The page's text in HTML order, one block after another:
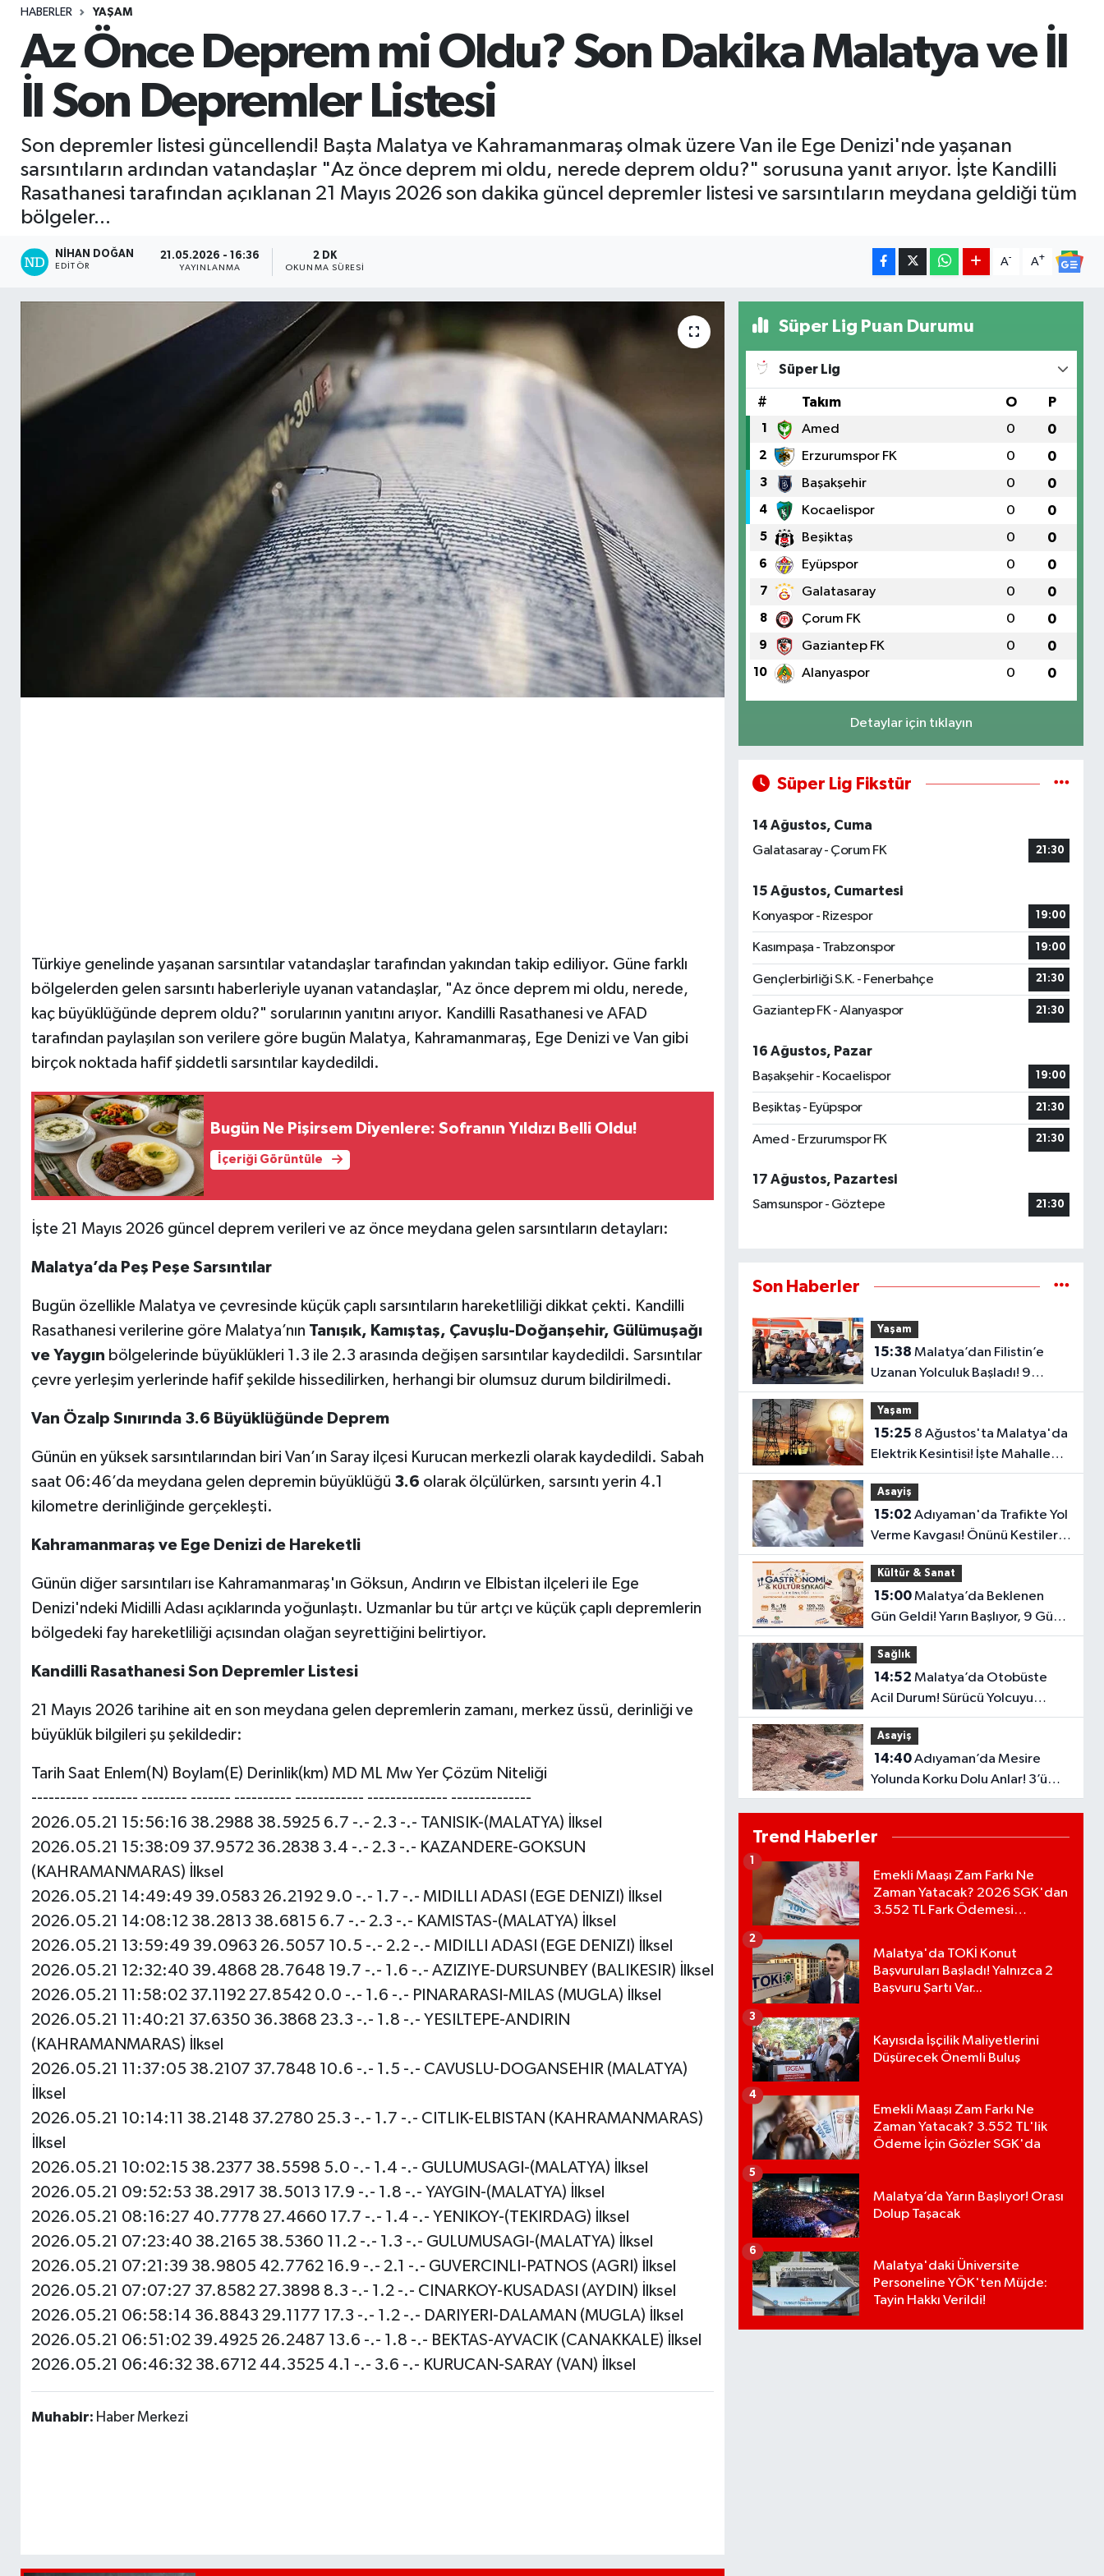
HABERLER YAŞAM
Az Önce Deprem mi Oldu? Son Dakika Malatya ve İl
İl Son Depremler Listesi
Son depremler listesi güncellendi! Başta Malatya ve Kahramanmaraş olmak üzere Van ile Ege Denizi'nde yaşanan
sarsıntıların ardından vatandaşlar "Az önce deprem mi oldu, nerede deprem oldu?" sorusuna yanıt arıyor. İşte Kandilli
Rasathanesi tarafından açıklanan 21 Mayıs 2026 son dakika güncel depremler listesi ve sarsıntıların meydana geldiği tüm
bölgeler...
NIHAN DOĞAN
EDITÖR
21.05.2026 - 16:36
YAYINLANMA
2 DK
OKUNMA SÜRESI
A- A+
Türkiye genelinde yaşanan sarsıntılar vatandaşlar tarafından yakından takip ediliyor. Güne farklı
bölgelerden gelen sarsıntı haberleriyle uyanan vatandaşlar, "Az önce deprem mi oldu, nerede,
kaç büyüklüğünde deprem oldu?" sorularının yanıtını arıyor. Kandilli Rasathanesi ve AFAD
tarafından paylaşılan son verilere göre bugün Malatya, Kahramanmaraş, Ege Denizi ve Van gibi
birçok noktada hafif şiddetli sarsıntılar kaydedildi.
Bugün Ne Pişirsem Diyenlere: Sofranın Yıldızı Belli Oldu!
İçeriği Görüntüle
İşte 21 Mayıs 2026 güncel deprem verileri ve az önce meydana gelen sarsıntıların detayları:
Malatya’da Peş Peşe Sarsıntılar
Bugün özellikle Malatya ve çevresinde küçük çaplı sarsıntıların hareketliliği dikkat çekti. Kandilli
Rasathanesi verilerine göre Malatya’nın Tanışık, Kamıştaş, Çavuşlu-Doğanşehir, Gülümuşağı
ve Yaygın bölgelerinde büyüklükleri 1.3 ile 2.3 arasında değişen sarsıntılar kaydedildi. Sarsıntılar
çevre yerleşim yerlerinde hafif şekilde hissedilirken, herhangi bir olumsuz durum bildirilmedi.
Van Özalp Sınırında 3.6 Büyüklüğünde Deprem
Günün en yüksek sarsıntılarından biri Van’ın Saray ilçesi Kurucan merkezli olarak kaydedildi. Sabah
saat 06:46’da meydana gelen depremin büyüklüğü 3.6 olarak ölçülürken, sarsıntı yerin 4.1
kilometre derinliğinde gerçekleşti.
Kahramanmaraş ve Ege Denizi de Hareketli
Günün diğer sarsıntıları ise Kahramanmaraş'ın Göksun, Andırın ve Elbistan ilçeleri ile Ege
Denizi'ndeki Midilli Adası açıklarında yoğunlaştı. Uzmanlar bu tür artçı ve küçük çaplı depremlerin
bölgedeki fay hareketliliği açısından olağan seyrettiğini belirtiyor.
Kandilli Rasathanesi Son Depremler Listesi
21 Mayıs 2026 tarihine ait en son meydana gelen depremlerin zamanı, merkez üssü, derinliği ve
büyüklük bilgileri şu şekildedir:
Tarih Saat Enlem(N) Boylam(E) Derinlik(km) MD ML Mw Yer Çözüm Niteliği
---------- -------- -------- ------- ---------- ------------ -------------- --------------
2026.05.21 15:56:16 38.2988 38.5925 6.7 -.- 2.3 -.- TANISIK-(MALATYA) İlksel
2026.05.21 15:38:09 37.9572 36.2838 3.4 -.- 2.3 -.- KAZANDERE-GOKSUN
(KAHRAMANMARAS) İlksel
2026.05.21 14:49:49 39.0583 26.2192 9.0 -.- 1.7 -.- MIDILLI ADASI (EGE DENIZI) İlksel
2026.05.21 14:08:12 38.2813 38.6815 6.7 -.- 2.3 -.- KAMISTAS-(MALATYA) İlksel
2026.05.21 13:59:49 39.0963 26.5057 10.5 -.- 2.2 -.- MIDILLI ADASI (EGE DENIZI) İlksel
2026.05.21 12:32:40 39.4868 28.7648 19.7 -.- 1.6 -.- AZIZIYE-DURSUNBEY (BALIKESIR) İlksel
2026.05.21 11:58:02 37.1192 27.8542 0.0 -.- 1.6 -.- PINARARASI-MILAS (MUGLA) İlksel
2026.05.21 11:40:21 37.6350 36.3868 23.3 -.- 1.8 -.- YESILTEPE-ANDIRIN
(KAHRAMANMARAS) İlksel
2026.05.21 11:37:05 38.2107 37.7848 10.6 -.- 1.5 -.- CAVUSLU-DOGANSEHIR (MALATYA)
İlksel
2026.05.21 10:14:11 38.2148 37.2780 25.3 -.- 1.7 -.- CITLIK-ELBISTAN (KAHRAMANMARAS)
İlksel
2026.05.21 10:02:15 38.2377 38.5598 5.0 -.- 1.4 -.- GULUMUSAGI-(MALATYA) İlksel
2026.05.21 09:52:53 38.2917 38.5013 17.9 -.- 1.8 -.- YAYGIN-(MALATYA) İlksel
2026.05.21 08:16:27 40.7778 27.4660 17.7 -.- 1.4 -.- YENIKOY-(TEKIRDAG) İlksel
2026.05.21 07:23:40 38.2165 38.5360 11.2 -.- 1.3 -.- GULUMUSAGI-(MALATYA) İlksel
2026.05.21 07:21:39 38.9805 42.7762 16.9 -.- 2.1 -.- GUVERCINLI-PATNOS (AGRI) İlksel
2026.05.21 07:07:27 37.8582 27.3898 8.3 -.- 1.2 -.- CINARKOY-KUSADASI (AYDIN) İlksel
2026.05.21 06:58:14 36.8843 29.1177 17.3 -.- 1.2 -.- DARIYERI-DALAMAN (MUGLA) İlksel
2026.05.21 06:51:02 39.4925 26.2487 13.6 -.- 1.8 -.- BEKTAS-AYVACIK (CANAKKALE) İlksel
2026.05.21 06:46:32 38.6712 44.3525 4.1 -.- 3.6 -.- KURUCAN-SARAY (VAN) İlksel
Muhabir: Haber Merkezi
Süper Lig Puan Durumu
Süper Lig
# Takım O P
1 Amed 0 0
2 Erzurumspor FK 0 0
3 Başakşehir 0 0
4 Kocaelispor 0 0
5 Beşiktaş 0 0
6 Eyüpspor 0 0
7 Galatasaray 0 0
8 Çorum FK 0 0
9 Gaziantep FK 0 0
10 Alanyaspor 0 0
Detaylar için tıklayın
Süper Lig Fikstür
14 Ağustos, Cuma
Galatasaray - Çorum FK
21:30
15 Ağustos, Cumartesi
Konyaspor - Rizespor
19:00
Kasımpaşa - Trabzonspor 19:00
Gençlerbirliği S.K. - Fenerbahçe 21:30
Gaziantep FK - Alanyaspor 21:30
16 Ağustos, Pazar
Başakşehir - Kocaelispor
19:00
Beşiktaş - Eyüpspor 21:30
Amed - Erzurumspor FK 21:30
17 Ağustos, Pazartesi
Samsunspor - Göztepe
21:30
Son Haberler
Yaşam
15:38
Uzanan Yolculuk Başladı! 9
Gönüllü Yola Çıktı
Yaşam
15:25
Elektrik Kesintisi! İşte Mahalle
Mahalle Kesinti Listesi..
Asayiş
15:02
Verme Kavgası! Önünü Kestiler,
Saldırı Girişimi Kamerada
Kültür & Sanat
15:00Malatya’da Beklenen
Gün Geldi! Yarın Başlıyor, 9 Gün
Boyunca Sürecek
Sağlık
14:52
Acil Durum! Sürücü Yolcuyu
Hastaneye Yetiştirdi
Asayiş
14:40Adıyaman’da Mesire
Yolunda Korku Dolu Anlar! 3’ü
Çocuk 4 Yaralı
Trend Haberler
Emekli Maaşı Zam Farkı Ne
Zaman Yatacak? 2026 SGK'dan
3.552 TL Fark Ödemesi
1
Malatya'da TOKİ Konut
Başvuruları Başladı! Yalnızca 2
Başvuru Şartı Var...
2
Kayısıda İşçilik Maliyetlerini
Düşürecek Önemli Buluş
3
Emekli Maaşı Zam Farkı Ne
Zaman Yatacak? 3.552 TL'lik
Ödeme İçin Gözler SGK'da
4
Malatya’da Yarın Başlıyor! Orası
Dolup Taşacak
5
Malatya'daki Üniversite
Personeline YÖK'ten Müjde:
Tayin Hakkı Verildi!
6
Seri İlan
Siyaset
Spor
Yaşam